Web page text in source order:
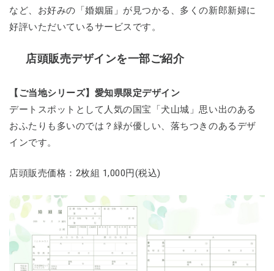
など、お好みの「婚姻届」が見つかる、多くの新郎新婦に
好評いただいているサービスです。
店頭販売デザインを一部ご紹介
【ご当地シリーズ】愛知県限定デザイン
デートスポットとして人気の国宝「犬山城」思い出のある
おふたりも多いのでは？緑が優しい、落ちつきのあるデザ
インです。
店頭販売価格：2枚組 1,000円(税込)